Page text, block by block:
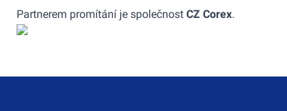
Partnerem promítání je společnost CZ Corex.